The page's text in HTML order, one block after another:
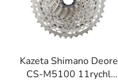
Kazeta Shimano Deore
CS-M5100 11rychl